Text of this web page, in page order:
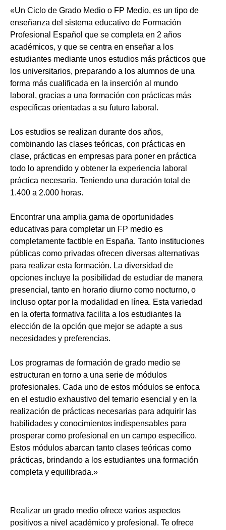
«Un Ciclo de Grado Medio o FP Medio, es un tipo de
enseñanza del sistema educativo de Formación
Profesional Español que se completa en 2 años
académicos, y que se centra en enseñar a los
estudiantes mediante unos estudios más prácticos que
los universitarios, preparando a los alumnos de una
forma más cualificada en la inserción al mundo
laboral, gracias a una formación con prácticas más
específicas orientadas a su futuro laboral.
Los estudios se realizan durante dos años,
combinando las clases teóricas, con prácticas en
clase, prácticas en empresas para poner en práctica
todo lo aprendido y obtener la experiencia laboral
práctica necesaria. Teniendo una duración total de
1.400 a 2.000 horas.
Encontrar una amplia gama de oportunidades
educativas para completar un FP medio es
completamente factible en España. Tanto instituciones
públicas como privadas ofrecen diversas alternativas
para realizar esta formación. La diversidad de
opciones incluye la posibilidad de estudiar de manera
presencial, tanto en horario diurno como nocturno, o
incluso optar por la modalidad en línea. Esta variedad
en la oferta formativa facilita a los estudiantes la
elección de la opción que mejor se adapte a sus
necesidades y preferencias.
Los programas de formación de grado medio se
estructuran en torno a una serie de módulos
profesionales. Cada uno de estos módulos se enfoca
en el estudio exhaustivo del temario esencial y en la
realización de prácticas necesarias para adquirir las
habilidades y conocimientos indispensables para
prosperar como profesional en un campo específico.
Estos módulos abarcan tanto clases teóricas como
prácticas, brindando a los estudiantes una formación
completa y equilibrada.»
Realizar un grado medio ofrece varios aspectos
positivos a nivel académico y profesional. Te ofrece